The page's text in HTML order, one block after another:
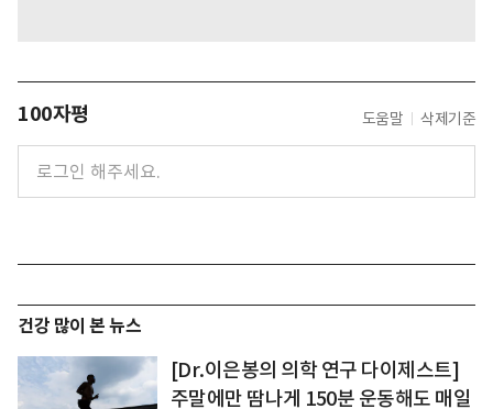
100자평 도움말 삭제기준
건강 많이 본 뉴스
[Dr.이은봉의 의학 연구 다이제스트]
주말에만 땀나게 150분 운동해도 매일